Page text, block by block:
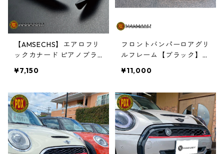
【AMSECHS】エアロフリ
ックカナード ピアノブラ
¥7,150
フロントバンパーロアグリ
ルフレーム【ブラック】F
¥11,000